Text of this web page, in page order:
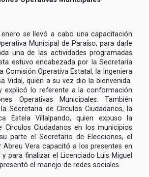
se llevó a cabo una capacitación
Municipal de Paraíso, para darle
una de las actividades programadas
estuvo encabezada por la Secretaria
Comisión Operativa Estatal, la Ingeniera
Vidal, quien a su vez dio la bienvenida
explicó lo referente a la conformación
Operativas Municipales. También
Secretaria de Círculos Ciudadanos, la
Estela Villalpando, quien expuso la
Círculos Ciudadanos en los municipios
parte el Secretario de Elecciones, el
Abreu Vera capacitó a los presentes en
para finalizar el Licenciado Luis Miguel
el manejo de redes sociales.